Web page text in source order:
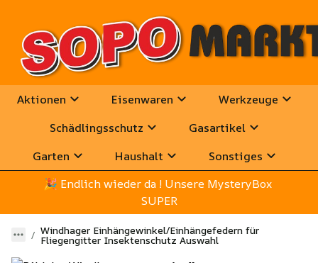
Aktionen Eisenwaren
Werkzeuge
Schädlingsschutz
Gasartikel
Garten
Haushalt
Sonstiges
🎉 Endlich wieder da ! Unsere MysteryBox
SUPER
Windhager Einhängewinkel/Einhängefedern für
Fliegengitter Insektenschutz Auswahl